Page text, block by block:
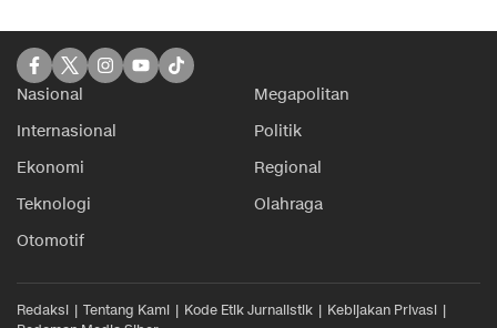
Nasional
Megapolitan
Internasional
Politik
Ekonomi
Regional
Teknologi
Olahraga
Otomotif
Redaksi Tentang Kami Kode Etik Jurnalistik
Kebijakan Privasi